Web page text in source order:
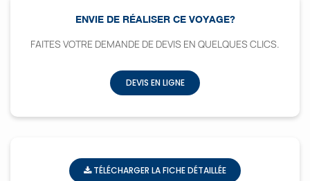
ENVIE DE RÉALISER CE VOYAGE?
FAITES VOTRE DEMANDE DE DEVIS EN QUELQUES CLICS.
DEVIS EN LIGNE
TÉLÉCHARGER LA FICHE DÉTAILLÉE